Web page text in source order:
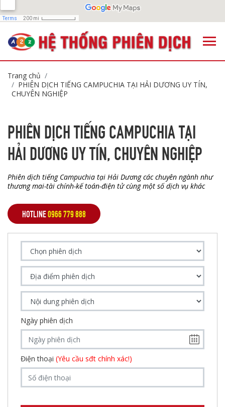
Trang chủ
PHIÊN DỊCH TIẾNG CAMPUCHIA TẠI HẢI DƯƠNG UY TÍN,
CHUYÊN NGHIỆP
PHIÊN DỊCH TIẾNG CAMPUCHIA TẠI
HẢI DƯƠNG UY TÍN, CHUYÊN NGHIỆP
Phiên dịch tiếng Campuchia tại Hải Dương các chuyên ngành như
thương mai-tài chính-kế toán-điện tử cùng một số dịch vụ khác
HOTLINE0966 779 888
Ngày phiên dịch
Điện thoại (Yêu cầu sđt chính xác!)